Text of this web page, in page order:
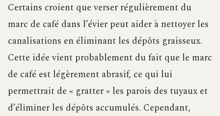
Certains croient que verser régulièrement du
marc de café dans l’évier peut aider à nettoyer les
canalisations en éliminant les dépôts graisseux.
Cette idée vient probablement du fait que le marc
de café est légèrement abrasif, ce qui lui
permettrait de « gratter » les parois des tuyaux et
d’éliminer les dépôts accumulés. Cependant,